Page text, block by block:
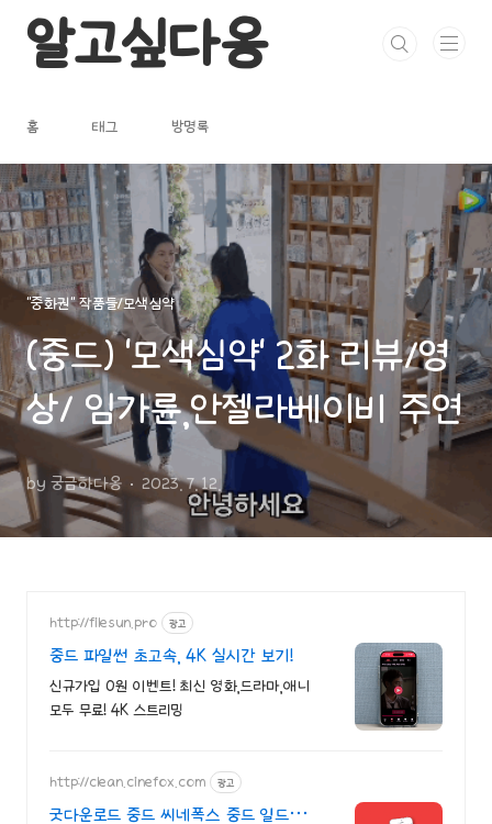
알고싶다옹
홈 태그 방명록
"중화권" 작품들/모색심약
(중드) ‘모색심약‘ 2화 리뷰/영
상/ 임가륜,안젤라베이비 주연
by 궁금하다옹 2023. 7. 12.
http://filesun.pro 광고
중드 파일썬 초고속, 4K 실시간 보기!
신규가입 0원 이벤트! 최신 영화,드라마,애니
모두 무료! 4K 스트리밍
http://clean.cinefox.com 광고
굿다운로드 중드 씨네폭스 중드 일드